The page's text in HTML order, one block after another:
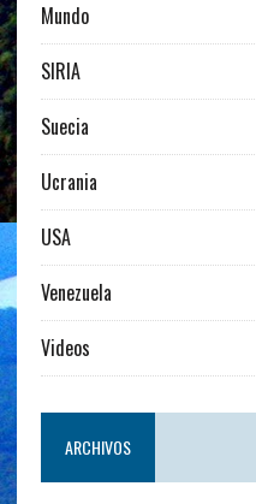
Mundo
SIRIA
Suecia
Ucrania
USA
Venezuela
Videos
ARCHIVOS